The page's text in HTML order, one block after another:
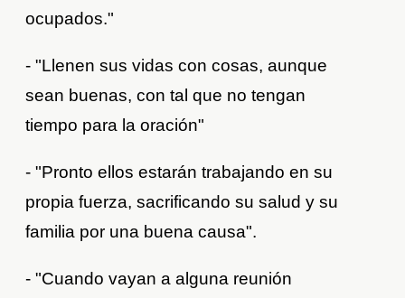
ocupados."
- "Llenen sus vidas con cosas, aunque
sean buenas, con tal que no tengan
tiempo para la oración"
- "Pronto ellos estarán trabajando en su
propia fuerza, sacrificando su salud y su
familia por una buena causa".
- "Cuando vayan a alguna reunión